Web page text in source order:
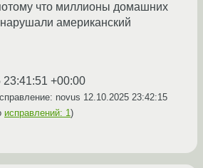
что миллионы домашних
американский
23:41:51 +00:00
novus 12.10.2025 23:42:15
исправлений: 1)